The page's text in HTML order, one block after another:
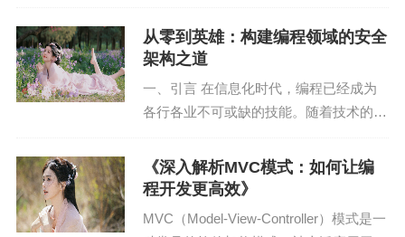
1. 安装
首先，需要安装Testing Library。以下是在Jest测试
```bash
npm install --save-dev @testing-library/react @testi
定运行。Nginx由俄罗斯程序员Igor Syso
ev于2004年开...
从零到英雄：构建编程领域的安全
架构之道
一、引言 在信息化时代，编程已经成为
各行各业不可或缺的技能。随着技术的不
作为一名资深站长和SEO专家，我深知安
全架构在编程行业中的重要性。本文将结
《深入解析MVC模式：如何让编
程开发更高效》
MVC（Model-View-Controller）模式是一